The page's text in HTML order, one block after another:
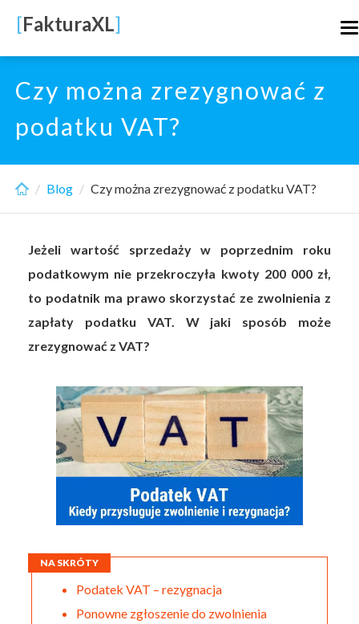
main
content
[FakturaXL]
Czy można zrezygnować z
podatku VAT?
Blog Czy można zrezygnować z podatku VAT?
Jeżeli wartość sprzedaży w poprzednim roku
podatkowym nie przekroczyła kwoty 200 000 zł,
to podatnik ma prawo skorzystać ze zwolnienia z
zapłaty podatku VAT. W jaki sposób może
zrezygnować z VAT?
NA SKRÓTY
Podatek VAT – rezygnacja
Ponowne zgłoszenie do zwolnienia